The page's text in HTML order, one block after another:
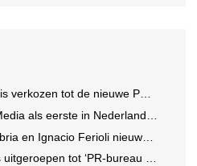
tot de nieuwe PR-partner van KoRo
in Nederland actief met advertenties in ChatGPT
Global CCO’s GUT, Renata Neumann Global Head of Production
tot ‘PR-bureau van het jaar 2026’